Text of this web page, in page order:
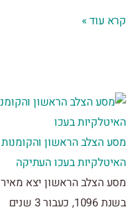
עוד »
הצלב הראשון והקומנות
בעכו העתיקה
הצלב הראשון יצא מאירופה
3 שנים